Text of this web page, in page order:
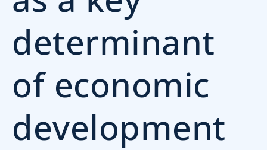
determinant
of economic
development